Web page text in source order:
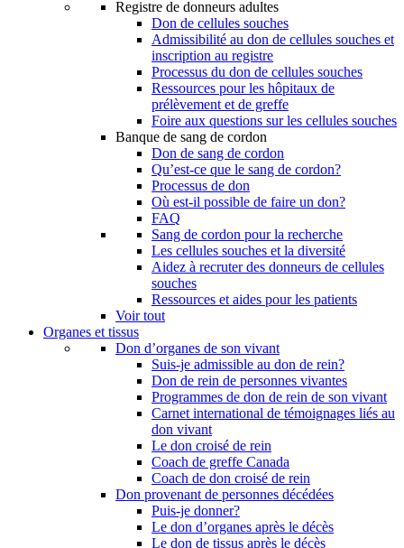
Registre de donneurs adultes
Don de cellules souches
Admissibilité au don de cellules souches et
inscription au registre
Processus du don de cellules souches
Ressources pour les hôpitaux de
prélèvement et de greffe
Foire aux questions sur les cellules souches
Banque de sang de cordon
Don de sang de cordon
Qu’est-ce que le sang de cordon?
Processus de don
Où est-il possible de faire un don?
FAQ
Sang de cordon pour la recherche
Les cellules souches et la diversité
Aidez à recruter des donneurs de cellules
souches
Ressources et aides pour les patients
Voir tout
Organes et tissus
Don d’organes de son vivant
Suis-je admissible au don de rein?
Don de rein de personnes vivantes
Programmes de don de rein de son vivant
Carnet international de témoignages liés au
don vivant
Le don croisé de rein
Coach de greffe Canada
Coach de don croisé de rein
Don provenant de personnes décédées
Puis-je donner?
Le don d’organes après le décès
Le don de tissus après le décès